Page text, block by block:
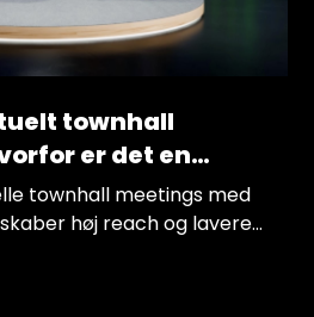
townhall
er det en
townhall meetings med
høj reach og lavere
SpeakerBee.